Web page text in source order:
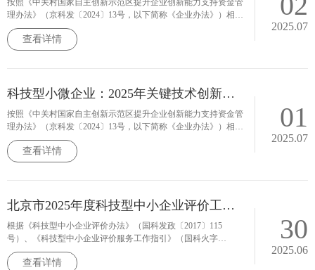
按照《中关村国家自主创新示范区提升企业创新能力支持资金管
理办法》（京科发〔2024〕13号，以下简称《企业办法》）相关
规定，现组织开展2025年中关村国家自主创新示范区科技型小微
企业关键技术创新支持项目申报工作。
查看详情
2025.07
科技型小微企业：2025年关键技术创新支持项目申报开启
按照《中关村国家自主创新示范区提升企业创新能力支持资金管
理办法》（京科发〔2024〕13号，以下简称《企业办法》）相关
规定，现组织开展2025年中关村国家自主创新示范区科技型小微
企业关键技术创新支持项目申报工作。
查看详情
01
2025.07
北京市2025年度科技型中小企业评价工作开启
根据《科技型中小企业评价办法》（国科发政〔2017〕115
号）、《科技型中小企业评价服务工作指引》（国科火字
〔2022〕67号）和《工业和信息化部中小企业局关于开展2025年
度科技型中小企业评价工作的通知》（工企业函〔2025〕137
查看详情
30
2025.06